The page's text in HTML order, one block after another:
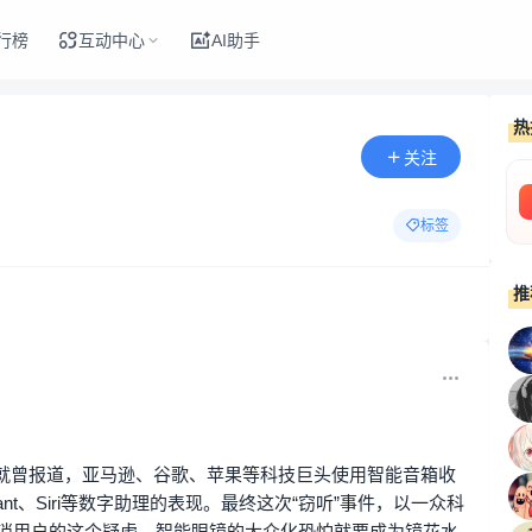
榜 互动中心 AI助手
关注
标签
曾报道，亚马逊、谷歌、苹果等科技巨头使用智能音箱收
、Siri等数字助理的表现。最终这次“窃听”事件，以一众科